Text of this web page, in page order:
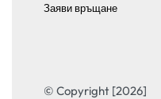
Заяви връщане
© Copyright [2026]